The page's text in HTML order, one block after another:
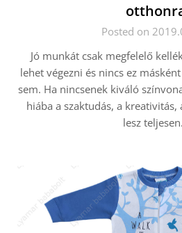
Posted on
Jó munkát csak megfelelő
lehet végezni és nincs ez
sem. Ha nincsenek kiváló
hiába a szaktudás, a
lesz